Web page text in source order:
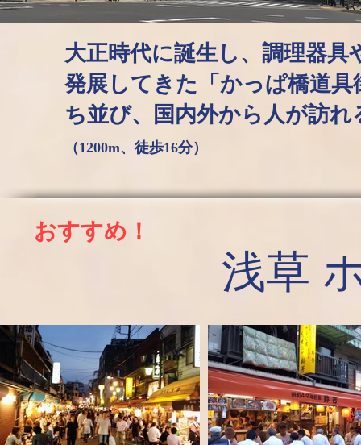
大正時代に誕生し、調理器
発展してきた「かっぱ橋道
ち並び、国内外から人が
（1200m、徒歩16分）
浅草
おすすめ！